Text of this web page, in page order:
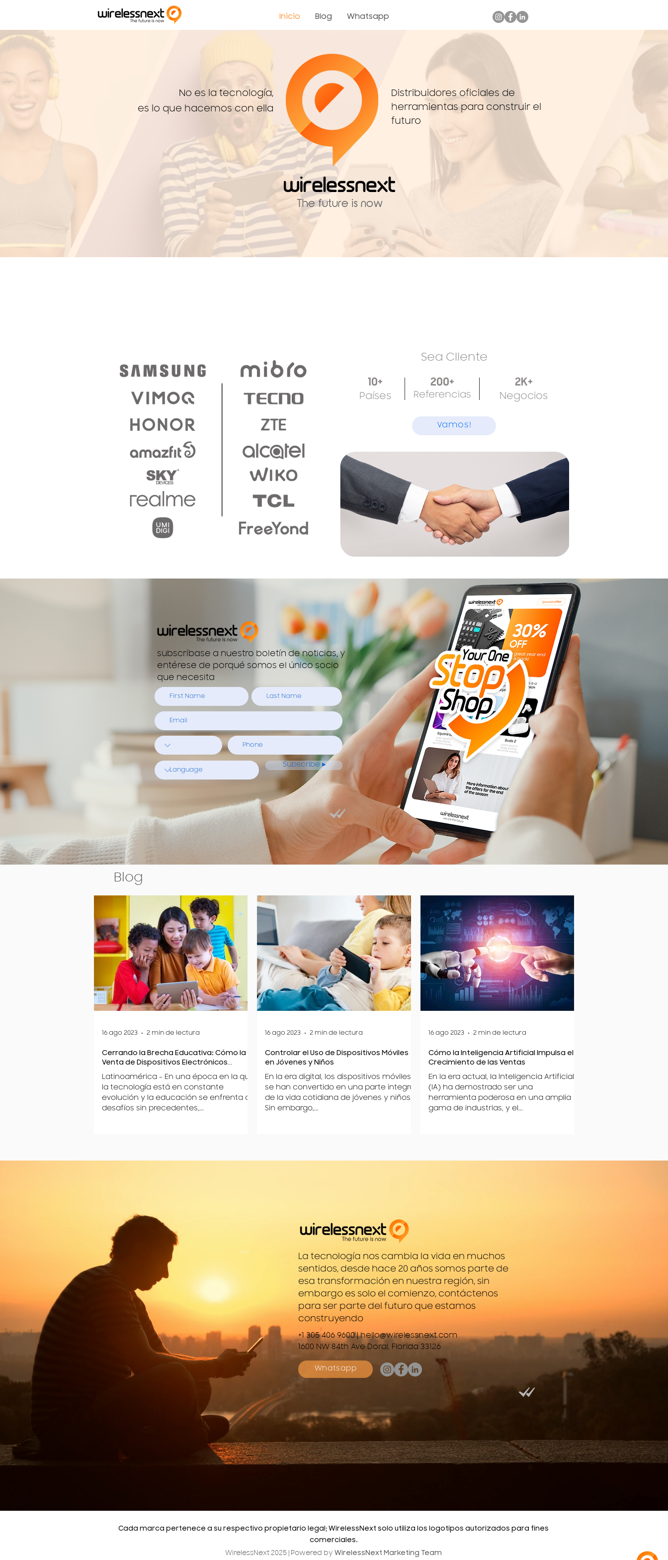
Inicio Blog Whatsapp
No es la tecnología,
es lo que hacemos con ella
Distribuidores oficiales de
herramientas para construir el
futuro
The future is now
Sea Cliente
10+
Países
200+
Referencias
2K+
Negocios
Vamos!
subscríbase a nuestro boletín de noticias, y
entérese de porqué somos el único socio
que necesita
Subscribe ▸
Blog
Cerrando la Brecha Educativa: Cómo la
Venta de Dispositivos Electrónicos
Impulsa la Educación
Latinoamérica - En una época en la que
la tecnología está en constante
evolución y la educación se enfrenta a
desafíos sin precedentes,...
16 ago 2023 2 min de lectura
Controlar el Uso de Dispositivos Móviles
en Jóvenes y Niños
En la era digital, los dispositivos móviles
se han convertido en una parte integral
de la vida cotidiana de jóvenes y niños.
Sin embargo,...
16 ago 2023 2 min de lectura
Cómo la Inteligencia Artificial Impulsa el
Crecimiento de las Ventas
En la era actual, la Inteligencia Artificial
(IA) ha demostrado ser una
herramienta poderosa en una amplia
gama de industrias, y el...
16 ago 2023 2 min de lectura
La tecnología nos cambia la vida en muchos
sentidos, desde hace 20 años somos parte de
esa transformación en nuestra región, sin
embargo es solo el comienzo, contáctenos
para ser parte del futuro que estamos
construyendo
+1 305 406 9600 |hello@wirelessnext.com
1600 NW 84th Ave Doral, Florida 33126
Whatsapp
Cada marca pertenece a su respectivo propietario legal; WirelessNext solo utiliza los logotipos autorizados para fines
comerciales.
WirelessNext 2025 | Powered by WirelessNext Marketing Team